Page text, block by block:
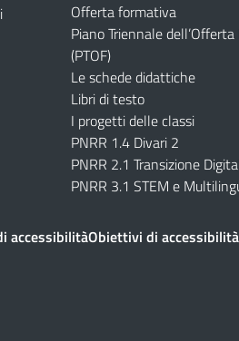
Offerta formativa
Piano Triennale
(PTOF)
Le schede didattiche
Libri di testo
I progetti delle classi
PNRR 1.4 Divari 2
PNRR 2.1 Transizione
PNRR 3.1 STEM e
accessibilitàObiettivi di accessibilità